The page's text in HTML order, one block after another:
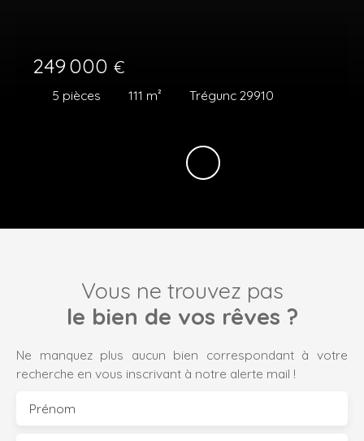
249 000 €
5 pièces 111 m² Trégunc 29910
Vous ne trouvez pas
le bien de vos rêves ?
Ne manquez plus aucun bien correspondant à votre
recherche en vous inscrivant à notre alerte mail !
Prénom